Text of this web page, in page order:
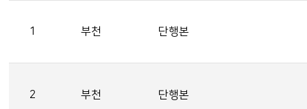
1 부천 단행본
2 부천 단행본